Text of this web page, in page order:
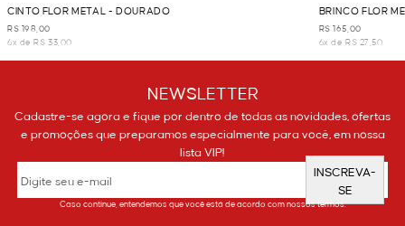
CINTO FLOR METAL - DOURADO
R$ 198,00
6x de R$ 33,00
BRINCO FLOR
R$ 165,00
6x de R$ 27,50
NEWSLETTER
Cadastre-se agora e fique por dentro de todas as novidades, ofertas
e promoções que preparamos especialmente para você, em nossa
lista VIP!
INSCREVA-
SE
Caso continue, entendemos que você está de acordo com nossos termos.